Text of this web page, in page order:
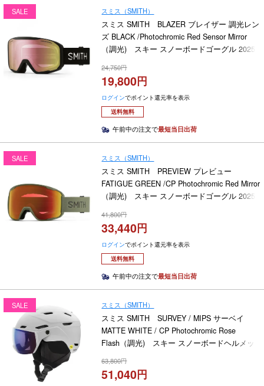
SALE スミス（SMITH）
スミス SMITH BLAZER ブレイザー 調光レン
ズ BLACK /Photochromic Red Sensor Mirror
（調光) スキー スノーボードゴーグル 2025-
24,750
19,800
ログインでポイント還元率を表示
送料無料
午前中の注文で最短当日出荷
SALE スミス（SMITH）
スミス SMITH PREVIEW プレビュー
FATIGUE GREEN /CP Photochromic Red Mirror
（調光) スキー スノーボードゴーグル 2025-
41,800
33,440
ログインでポイント還元率を表示
送料無料
午前中の注文で最短当日出荷
SALE スミス（SMITH）
スミス SMITH SURVEY / MIPS サーベイ
MATTE WHITE / CP Photochromic Rose
Flash（調光) スキー スノーボードヘルメッ
63,800
51,040